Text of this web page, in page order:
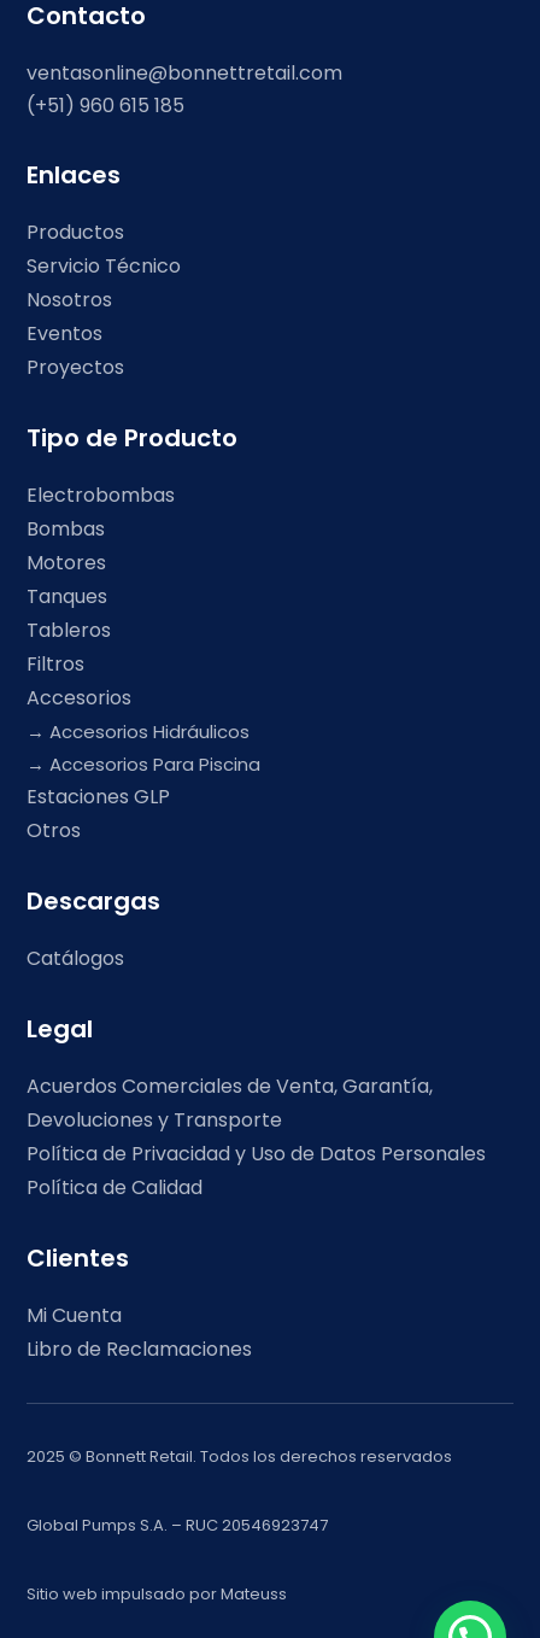
Contacto
ventasonline@bonnettretail.com
(+51) 960 615 185
Enlaces
Productos
Servicio Técnico
Nosotros
Eventos
Proyectos
Tipo de Producto
Electrobombas
Bombas
Motores
Tanques
Tableros
Filtros
Accesorios
Accesorios Hidráulicos
Accesorios Para Piscina
Estaciones GLP
Otros
Descargas
Catálogos
Legal
Acuerdos Comerciales de Venta, Garantía,
Devoluciones y Transporte
Política de Privacidad y Uso de Datos Personales
Política de Calidad
Clientes
Mi Cuenta
Libro de Reclamaciones
2025 © Bonnett Retail. Todos los derechos reservados
Global Pumps S.A. – RUC 20546923747
Sitio web impulsado porMateuss